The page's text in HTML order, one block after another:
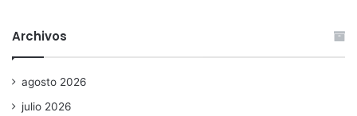
Archivos
agosto 2026
julio 2026